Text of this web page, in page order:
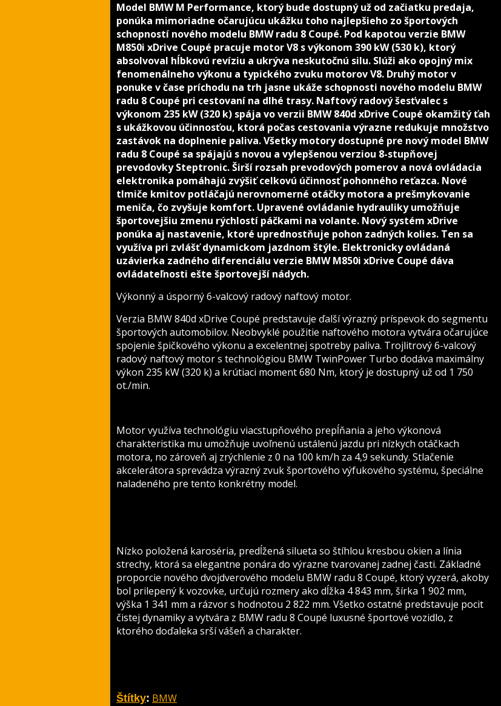
Model BMW M Performance, ktorý bude dostupný už od začiatku predaja,
ponúka mimoriadne očarujúcu ukážku toho najlepšieho zo športových
schopností nového modelu BMW radu 8 Coupé. Pod kapotou verzie BMW
M850i xDrive Coupé pracuje motor V8 s výkonom 390 kW (530 k), ktorý
absolvoval hĺbkovú revíziu a ukrýva neskutočnú silu. Slúži ako opojný mix
fenomenálneho výkonu a typického zvuku motorov V8. Druhý motor v
ponuke v čase príchodu na trh jasne ukáže schopnosti nového modelu BMW
radu 8 Coupé pri cestovaní na dlhé trasy. Naftový radový šesťvalec s
výkonom 235 kW (320 k) spája vo verzii BMW 840d xDrive Coupé okamžitý ťah
s ukážkovou účinnosťou, ktorá počas cestovania výrazne redukuje množstvo
zastávok na doplnenie paliva. Všetky motory dostupné pre nový model BMW
radu 8 Coupé sa spájajú s novou a vylepšenou verziou 8-stupňovej
prevodovky Steptronic. Širší rozsah prevodových pomerov a nová ovládacia
elektronika pomáhajú zvýšiť celkovú účinnosť pohonného reťazca. Nové
tlmiče kmitov potláčajú nerovnomerné otáčky motora a prešmykovanie
meniča, čo zvyšuje komfort. Upravené ovládanie hydrauliky umožňuje
športovejšiu zmenu rýchlostí páčkami na volante. Nový systém xDrive
ponúka aj nastavenie, ktoré uprednostňuje pohon zadných kolies. Ten sa
využíva pri zvlášť dynamickom jazdnom štýle. Elektronicky ovládaná
uzávierka zadného diferenciálu verzie BMW M850i xDrive Coupé dáva
ovládateľnosti ešte športovejší nádych.
Výkonný a úsporný 6-valcový radový naftový motor.
Verzia BMW 840d xDrive Coupé predstavuje ďalší výrazný príspevok do segmentu
športových automobilov. Neobvyklé použitie naftového motora vytvára očarujúce
spojenie špičkového výkonu a excelentnej spotreby paliva. Trojlitrový 6-valcový
radový naftový motor s technológiou BMW TwinPower Turbo dodáva maximálny
výkon 235 kW (320 k) a krútiaci moment 680 Nm, ktorý je dostupný už od 1 750
ot./min.
Motor využíva technológiu viacstupňového prepĺňania a jeho výkonová
charakteristika mu umožňuje uvoľnenú ustálenú jazdu pri nízkych otáčkach
motora, no zároveň aj zrýchlenie z 0 na 100 km/h za 4,9 sekundy. Stlačenie
akcelerátora sprevádza výrazný zvuk športového výfukového systému, špeciálne
naladeného pre tento konkrétny model.
Nízko položená karoséria, predĺžená silueta so štíhlou kresbou okien a línia
strechy, ktorá sa elegantne ponára do výrazne tvarovanej zadnej časti. Základné
proporcie nového dvojdverového modelu BMW radu 8 Coupé, ktorý vyzerá, akoby
bol prilepený k vozovke, určujú rozmery ako dĺžka 4 843 mm, šírka 1 902 mm,
výška 1 341 mm a rázvor s hodnotou 2 822 mm. Všetko ostatné predstavuje pocit
čistej dynamiky a vytvára z BMW radu 8 Coupé luxusné športové vozidlo, z
ktorého doďaleka srší vášeň a charakter.
Štítky: BMW